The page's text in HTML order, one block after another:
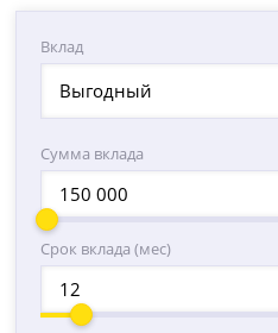
Вклад
Выгодный
Сумма вклада
Срок вклада (мес)